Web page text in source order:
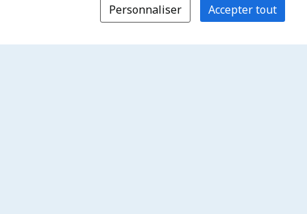
Personnaliser Accepter tout